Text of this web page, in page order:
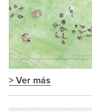
> Ver más